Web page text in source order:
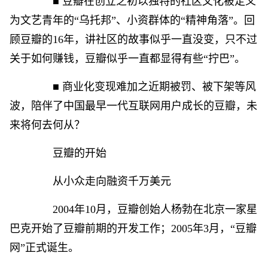
为文艺青年的“乌托邦”、小资群体的“精神角落”。回
顾豆瓣的16年，讲社区的故事似乎一直没变，只不过
关于如何赚钱，豆瓣似乎一直都显得有些“拧巴”。
■ 商业化变现难加之近期被罚、被下架等风
波，陪伴了中国最早一代互联网用户成长的豆瓣，未
来将何去何从？
豆瓣的开始
从小众走向融资千万美元
2004年10月，豆瓣创始人杨勃在北京一家星
巴克开始了豆瓣前期的开发工作；2005年3月，“豆瓣
网”正式诞生。